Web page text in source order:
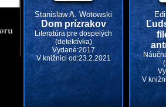
Stanislaw A. Wotowski
Dom prízrakov
Literatúra pre dospelých
(detektívka)
Vydané:2017
V knižnici od:23.2.2021
V